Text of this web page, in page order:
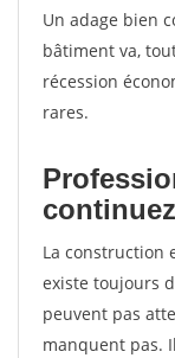
Un adage bien
bâtiment va,
récession
rares.
La construction
existe toujours
peuvent pas
manquent pas.